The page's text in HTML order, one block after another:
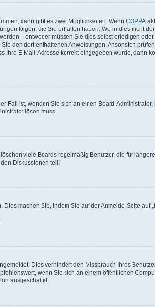
dann gibt es zwei Möglichkeiten. Wenn COPPA
folgen, die Sie erhalten haben. Wenn dies nicht
– entweder müssen Sie dies selbst erledigen oder
den dort enthaltenen Anweisungen. Ansonsten
Ihre E-Mail-Adresse korrekt eingegeben wurde, dann
Fall ist, wenden Sie sich an einen Board-
lösen muss.
viele Boards regelmäßig Benutzer, die für
Diskussionen teil!
machen Sie, indem Sie auf der Anmelde-Seite auf
Dies verhindert den Missbrauch Ihres
wenn Sie sich an einem öffentlichen
ausgeschaltet.